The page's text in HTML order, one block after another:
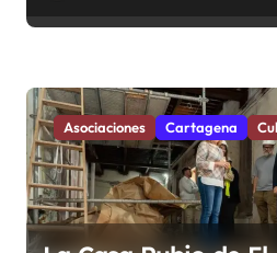
Asociaciones Cartagena